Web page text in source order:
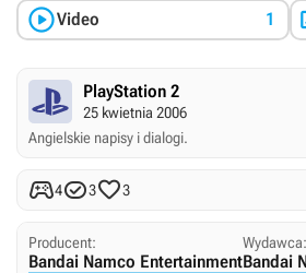
Video 1
PlayStation 2
25 kwietnia 2006
Angielskie napisy i dialogi.
433
Producent:
Bandai Namco Entertainment
Wydawca:
Bandai